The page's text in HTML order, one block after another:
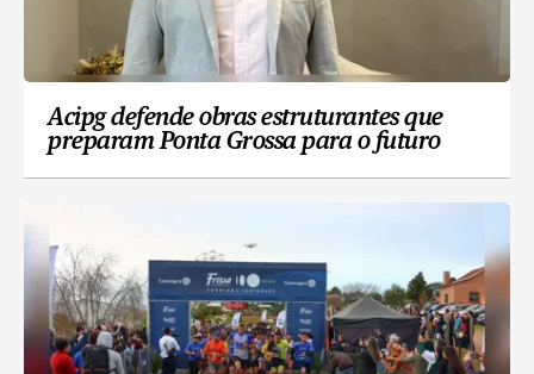
Acipg defende obras estruturantes que
preparam Ponta Grossa para o futuro